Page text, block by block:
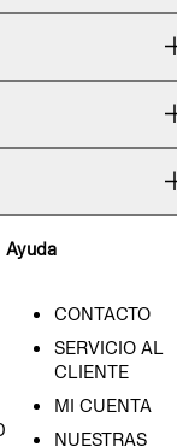
Ayuda
CONTACTO
SERVICIO AL
CLIENTE
MI CUENTA
NUESTRAS